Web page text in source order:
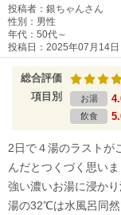
投稿者：銀ちゃんさん
性別：男性
年代：50代～
投稿日：2025年07月14
総合評価
項目別 お湯
飲食
2日で４湯のラストが
んだとつくづく思い
強い濃いお湯に浸か
湯の32℃は水風呂同